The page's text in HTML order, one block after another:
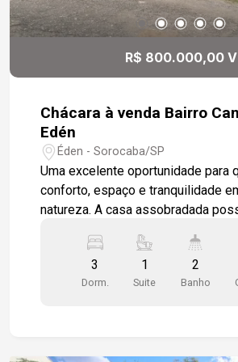
região Alto potencial construtivo
valorização imobiliária Uma oportunidade
diferenciada para investidores que
área com grande potencial de
R$ 800.000,00 V
Chácara à venda Bairro
Edén
Éden - Sorocaba/SP
Uma excelente oportunidade para
conforto, espaço e tranquilidade
natureza. A casa assobradada possui ambientes
ambientes, sala de jantar integrada
funcional. São 3 dormitórios,
de banheiro social. Na parte inferior do imóvel há
3
Dorm.
1
Suite
2
Banho